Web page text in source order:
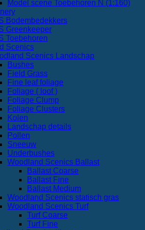
Model scene Toebehoren N (1:160)
Bodembedekkers
Greenkeeper
Toebehoren
Scenics
Scenics Landschap
Bushes
Field Grass
Fine leaf foliage
Foliage ( loof )
Foliage Clump
Foliage Clusters
Kolen
Landschap details
Pollen
Sneeuw
Underbushes
Woodland Scenics Ballast
Ballast Coarse
Ballast Fine
Ballast Medium
Woodland Scenics statisch gras
Woodland Scenics Turf
Turf Coarse
Turf Fine